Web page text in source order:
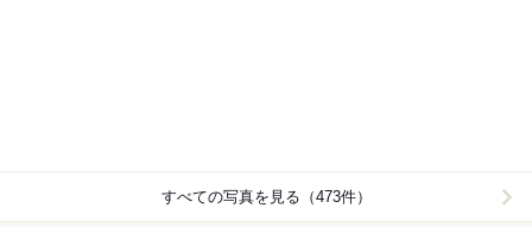
すべての写真を見る（473件）